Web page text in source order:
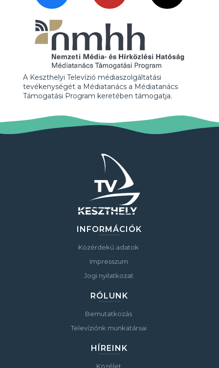
A Keszthelyi Televízió médiaszolgáltatási
tevékenységét a Médiatanács a Médiatanács
Támogatási Program keretében támogatja.
INFORMÁCIÓK
Közérdekű adatok
Impresszum
Jogi nyilatkozat
RÓLUNK
Bemutatkozás
Televíziónk munkatársai
HÍREINK
Közélet